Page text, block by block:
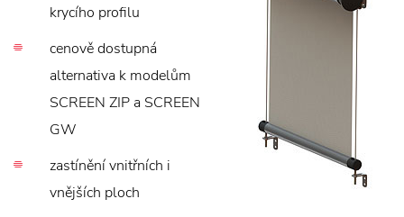
krycího profilu
cenově dostupná
alternativa k modelům
SCREEN ZIP a SCREEN
GW
zastínění vnitřních i
vnějších ploch